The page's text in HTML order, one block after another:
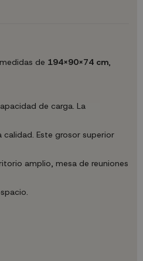
de 194X90X74 cm,
de carga. La
Este grosor superior
amplio, mesa de reuniones